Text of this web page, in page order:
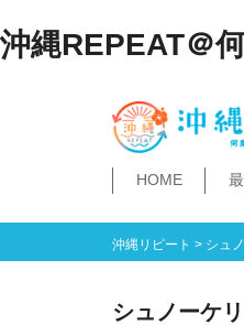
沖縄REPEAT＠
HOME
空港
飛行機
LCC
石垣島
八重山諸島
沖縄リピート > シュ
シュノーケ